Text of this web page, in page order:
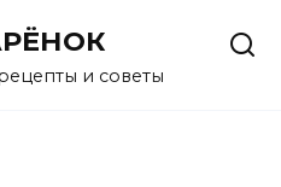
и советы